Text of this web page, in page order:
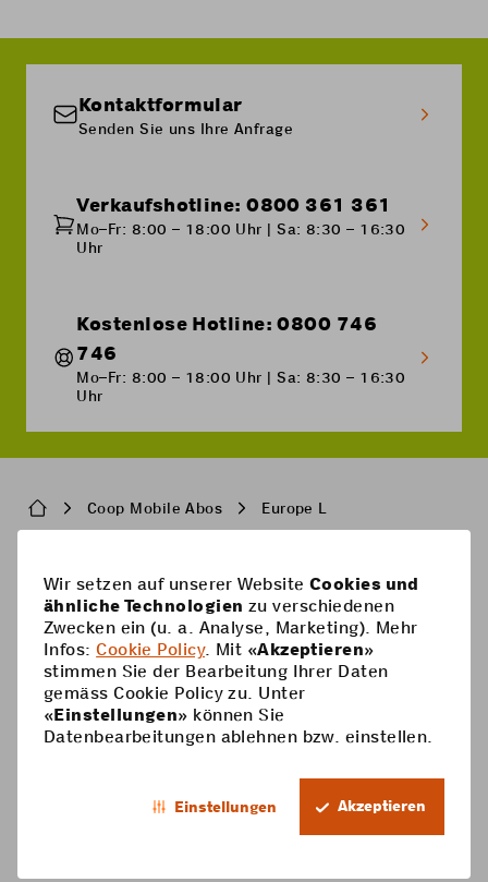
Kontaktformular
Senden Sie uns Ihre Anfrage
Verkaufshotline: 0800 361 361
Mo–Fr: 8:00 – 18:00 Uhr | Sa: 8:30 – 16:30
Uhr
Kostenlose Hotline: 0800 746
746
Mo–Fr: 8:00 – 18:00 Uhr | Sa: 8:30 – 16:30
Uhr
BreadcrumbCoop Mobile Abos Europe L
Pied
de
page
Handy-Abos
Handy-Abos
Prepaid-Karte
Optionen
Hilfe
Supercard
Prepaid aufladen
Coop Mobile
Kontakt
DE
Wir setzen auf unserer Website Cookies und
ähnliche Technologien zu verschiedenen
Zwecken ein (u. a. Analyse, Marketing). Mehr
Infos:Cookie Policy. Mit «Akzeptieren»
stimmen Sie der Bearbeitung Ihrer Daten
gemäss Cookie Policy zu. Unter
«Einstellungen» können Sie
Datenbearbeitungen ablehnen bzw. einstellen.
Einstellungen Akzeptieren